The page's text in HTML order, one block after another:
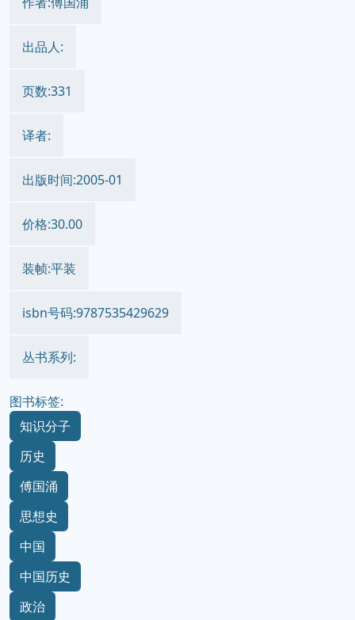
出品人:
页数:331
译者:
出版时间:2005-01
价格:30.00
装帧:平装
isbn号码:9787535429629
丛书系列:
图书标签:
知识分子
历史
傅国涌
思想史
中国
中国历史
政治